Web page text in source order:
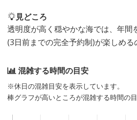
見どころ
透明度が高く穏やかな海では、年間
(3日前までの完全予約制)が楽しめる
混雑する時間の目安
※休日の混雑目安を表示しています。
棒グラフが高いところが混雑する時間の目